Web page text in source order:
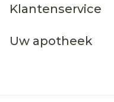
Klantenservice
Uw apotheek